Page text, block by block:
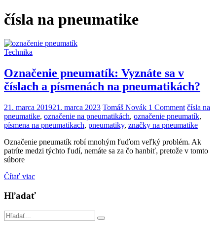
čísla na pneumatike
Technika
Označenie pneumatík: Vyznáte sa v
číslach a písmenách na pneumatikách?
21. marca 201921. marca 2023 Tomáš Novák 1 Comment čísla na
pneumatike, označenie na pneumatikách, označenie pneumatík,
písmena na pneumatikach, pneumatiky, značky na pneumatike
Označenie pneumatík robí mnohým ľuďom veľký problém. Ak
patríte medzi týchto ľudí, nemáte sa za čo hanbiť, pretože v tomto
súbore
Čítať viac
Hľadať